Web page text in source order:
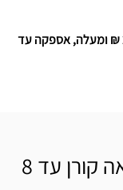
עלות משלוח 30 ₪ משלוח חינם ברכישה ב-249 ₪ ומעלה, אספקה עד
פריימר להענקת לחות ומראה קורן עד 8